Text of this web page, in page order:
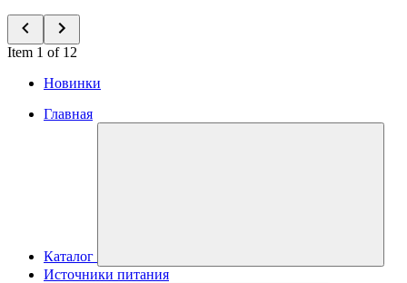
Item 1 of 12
Новинки
Главная
Каталог
Источники питания